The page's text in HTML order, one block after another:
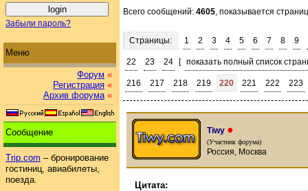
Забыли пароль?
Меню
Форум «
Регистрация «
Архив форума «
Сообщение
Trip.com – бронирование
гостиниц, авиабилеты,
поезда.
Всего сообщений: 4605, показывается
Страницы: 1 2 3 4 5 6 7 8 9
22 23 24 [ показать полный список
216 217 218 219 220 221 222 223
Tiwy ●
(Участник форума)
Россия, Москва
Цитата: